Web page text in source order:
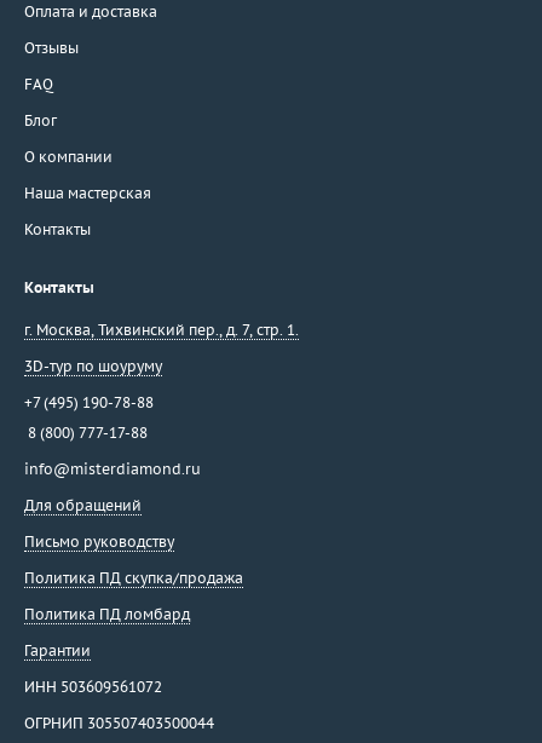
Оплата и доставка
Отзывы
FAQ
Блог
О компании
Наша мастерская
Контакты
Контакты
г. Москва, Тихвинский пер., д. 7, стр. 1.
3D-тур по шоуруму
+7 (495) 190-78-88
8 (800) 777-17-88
info@misterdiamond.ru
Для обращений
Письмо руководству
Политика ПД скупка/продажа
Политика ПД ломбард
Гарантии
ИНН 503609561072
ОГРНИП 305507403500044